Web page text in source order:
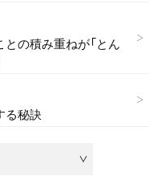
の積み重ねが「とん
る秘訣